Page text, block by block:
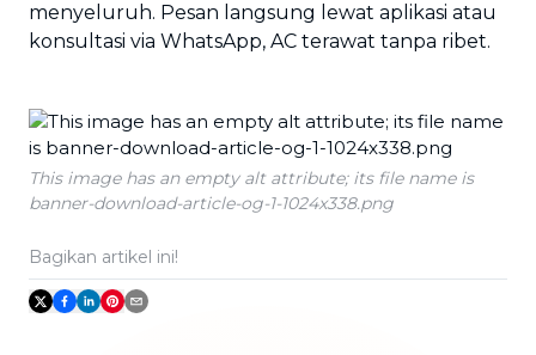
menyeluruh. Pesan langsung lewat aplikasi atau
konsultasi via WhatsApp, AC terawat tanpa ribet.
This image has an empty alt attribute; its file name is
banner-download-article-og-1-1024x338.png
Bagikan artikel ini!